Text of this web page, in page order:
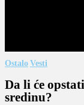
Ostalo Vesti
Da li će
sredinu?